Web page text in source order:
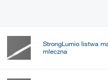
StrongLumio listwa
mleczna